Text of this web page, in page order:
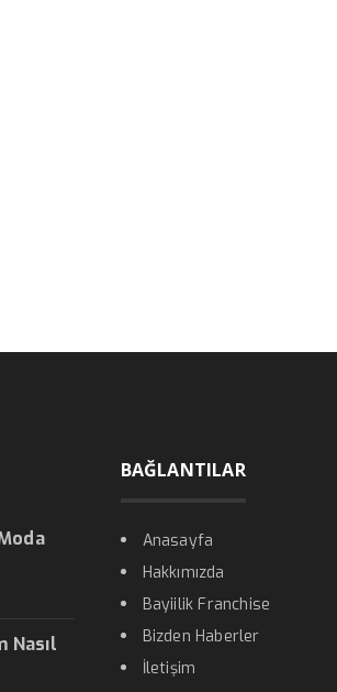
Nasıl
BAĞLANTILAR
Anasayfa
Hakkımızda
Bayiilik Franchise
Bizden Haberler
İletişim